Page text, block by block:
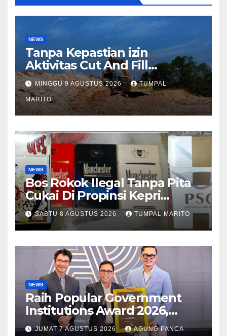
NEWS
Tanpa Kepastian izin
Aktivitas Cut And Fill
Sekupang Ganggu warga
dan Pengguna jalan
MINGGU 9 AGUSTUS 2026 TUMPAL
MARITO
NEWS
Bos Rokok Ilegal Tanpa Pita
Cukai Di Propinsi Kepri
Semakin Marak
SABTU 8 AGUSTUS 2026 TUMPAL MARITO
NEWS
Raih Popular Government
Institutions Award 2026,
Kinerja Komunikasi Publik
JUMAT 7 AGUSTUS 2026 AGUNG PANCA